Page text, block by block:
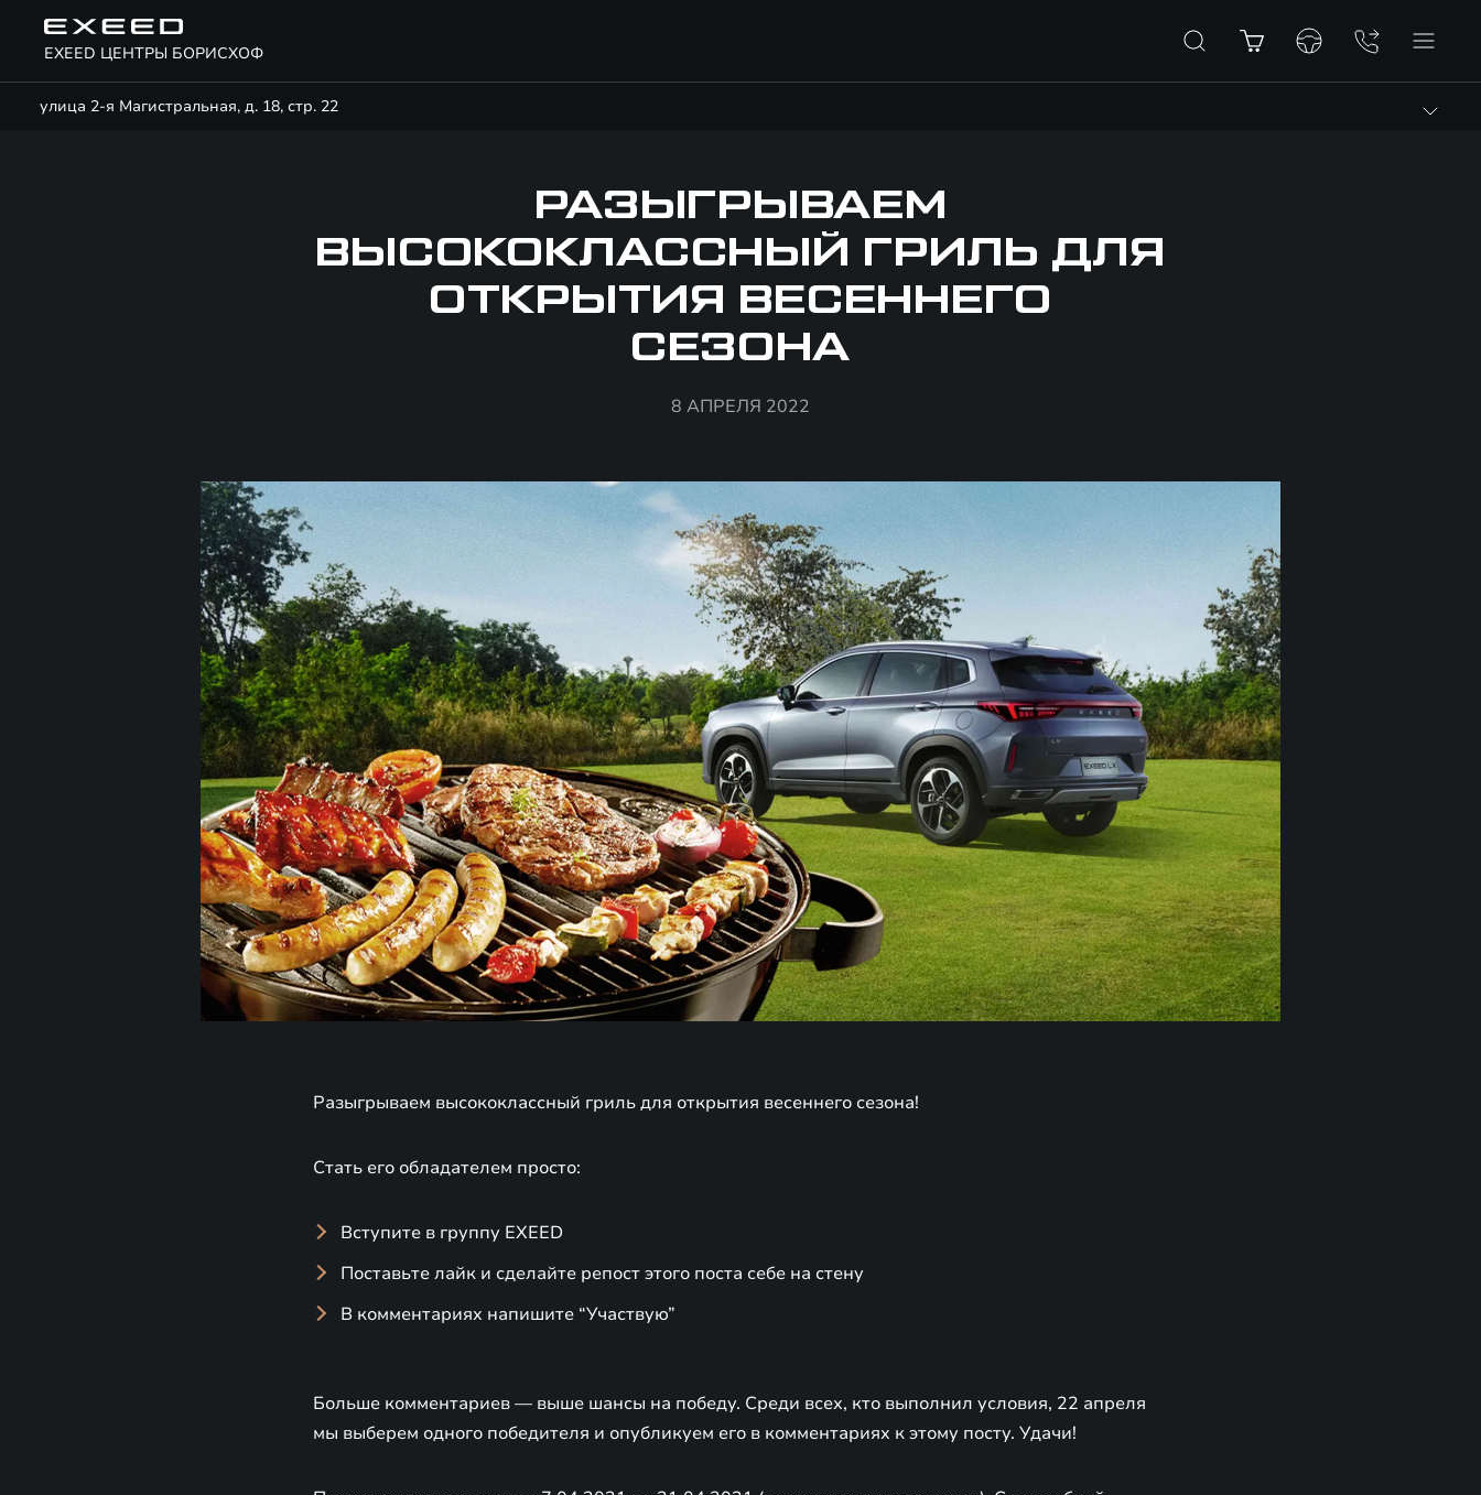
EXEED ЦЕНТРЫ БОРИСХОФ
улица 2-я Магистральная, д. 18, стр. 22
РАЗЫГРЫВАЕМ
ВЫСОКОКЛАССНЫЙ ГРИЛЬ ДЛЯ
ОТКРЫТИЯ ВЕСЕННЕГО
СЕЗОНА
8 АПРЕЛЯ 2022
Разыгрываем высококлассный гриль для открытия весеннего сезона!
Стать его обладателем просто:
Вступите в группу EXEED
Поставьте лайк и сделайте репост этого поста себе на стену
В комментариях напишите “Участвую”
Больше комментариев — выше шансы на победу. Среди всех, кто выполнил условия, 22 апреля
мы выберем одного победителя и опубликуем его в комментариях к этому посту. Удачи!